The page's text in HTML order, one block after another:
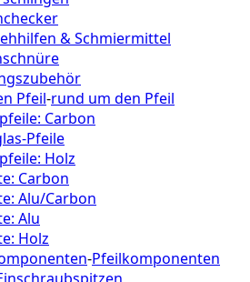
& Schmiermittel
Pfeil-rund um den Pfeil
Carbon
Pfeile
Holz
Carbon
Alu/Carbon
Alu
Holz
-Pfeilkomponenten